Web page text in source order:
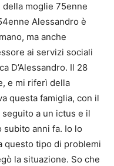
della moglie 75enne
Alessandro è
ma anche
ai servizi sociali
D’Alessandro. Il 28
e mi riferì della
questa famiglia, con il
a un ictus e il
subito anni fa. Io lo
questo tipo di problemi
la situazione. So che